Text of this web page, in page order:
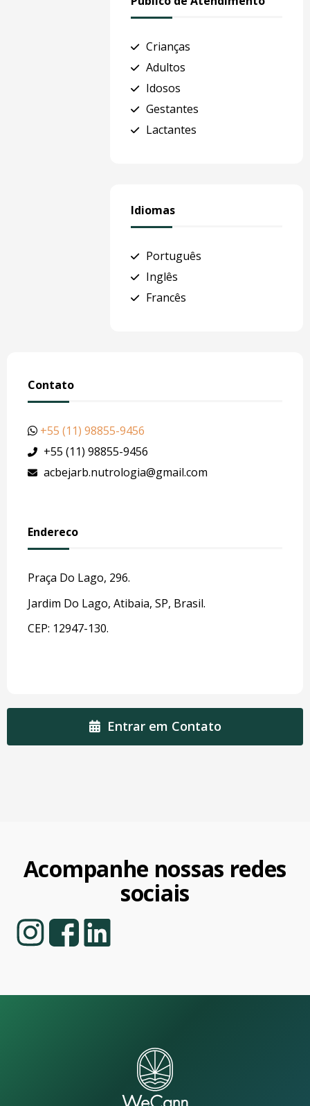
Crianças
Adultos
Idosos
Gestantes
Lactantes
Idiomas
Português
Inglês
Francês
Contato
+55 (11) 98855-9456
+55 (11) 98855-9456
acbejarb.nutrologia@gmail.com
Endereco
Praça Do Lago, 296.
Jardim Do Lago, Atibaia, SP, Brasil.
CEP: 12947-130.
Entrar em Contato
Acompanhe nossas redes
sociais